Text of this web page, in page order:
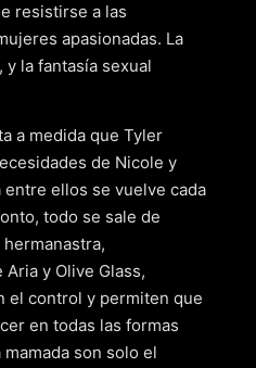
resistirse a las
apasionadas. La
la fantasía sexual
a medida que Tyler
de Nicole y
ellos se vuelve cada
todo se sale de
y Olive Glass,
el control y permiten que
en todas las formas
son solo el